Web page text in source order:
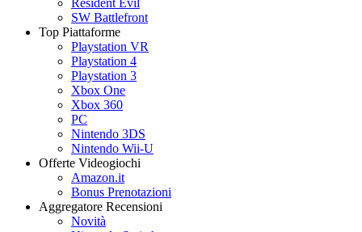
Resident Evil
SW Battlefront
Top Piattaforme
Playstation VR
Playstation 4
Playstation 3
Xbox One
Xbox 360
PC
Nintendo 3DS
Nintendo Wii-U
Offerte Videogiochi
Amazon.it
Bonus Prenotazioni
Aggregatore Recensioni
Novità